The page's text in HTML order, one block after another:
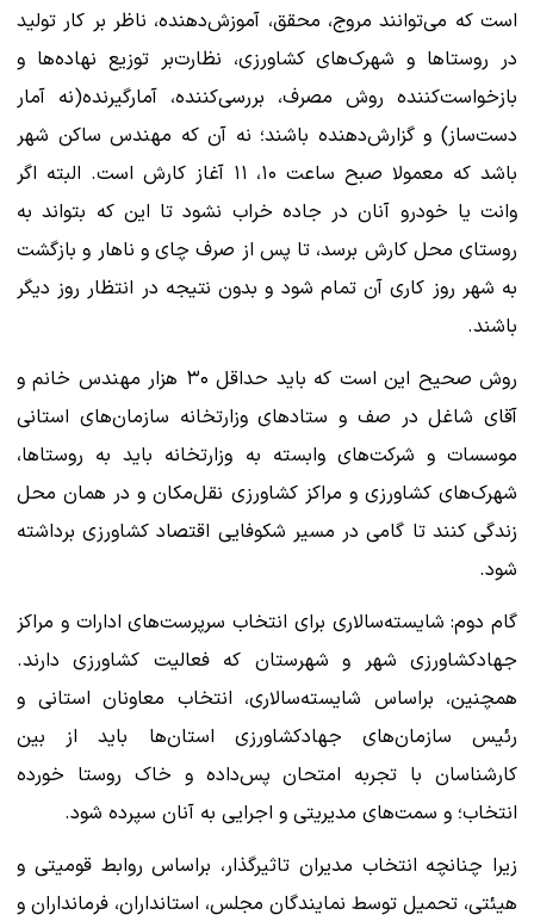
است که می‌توانند مروج، محقق، آموزش‌‌دهنده، ناظر بر کار تولید
در روستاها و شهرک‌های کشاورزی، نظارت‌بر توزیع نهاده‌ها و
بازخواست‌کننده روش مصرف، بررسی‌کننده، آمارگیرنده(نه آمار
دست‌ساز) و گزارش‌دهنده باشند؛ نه آن که مهندس ساکن شهر
باشد که معمولا صبح ساعت ۱۰، ۱۱ آغاز کارش است. البته اگر
وانت یا خودرو آنان در جاده خراب نشود تا این که بتواند به
روستای محل کارش برسد، تا پس از صرف چای و ناهار و بازگشت
به شهر روز کاری آن تمام شود و بدون نتیجه در انتظار روز دیگر
باشند.
روش صحیح این است که باید حداقل ۳۰ هزار مهندس خانم و
آقای شاغل در صف و ستادهای وزارتخانه سازمان‌های استانی
موسسات و شرکت‌های وابسته به وزارتخانه باید به روستاها،
شهرک‌های کشاورزی و مراکز کشاورزی نقل‌مکان و در همان محل
زندگی کنند تا گامی در مسیر شکوفایی اقتصاد کشاورزی برداشته
شود.
گام دوم: شایسته‌سالاری برای انتخاب سرپرست‌های ادارات و مراکز
جهادکشاورزی شهر و شهرستان که فعالیت کشاورزی دارند.
همچنین، براساس شایسته‌سالاری، انتخاب معاونان استانی و
رئیس سازمان‌های جهادکشاورزی استان‌ها باید از بین
کارشناسان با تجربه امتحان پس‌داده و خاک روستا خورده
انتخاب؛ و سمت‌های مدیریتی و اجرایی به آنان سپرده شود.
زیرا چنانچه انتخاب مدیران تاثیرگذار، براساس روابط قومیتی و
هیئتی، تحمیل توسط نمایندگان مجلس، استانداران، فرمانداران و